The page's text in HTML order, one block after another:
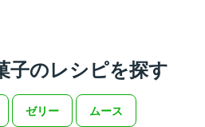
子のレシピを探す
ゼリー ムース